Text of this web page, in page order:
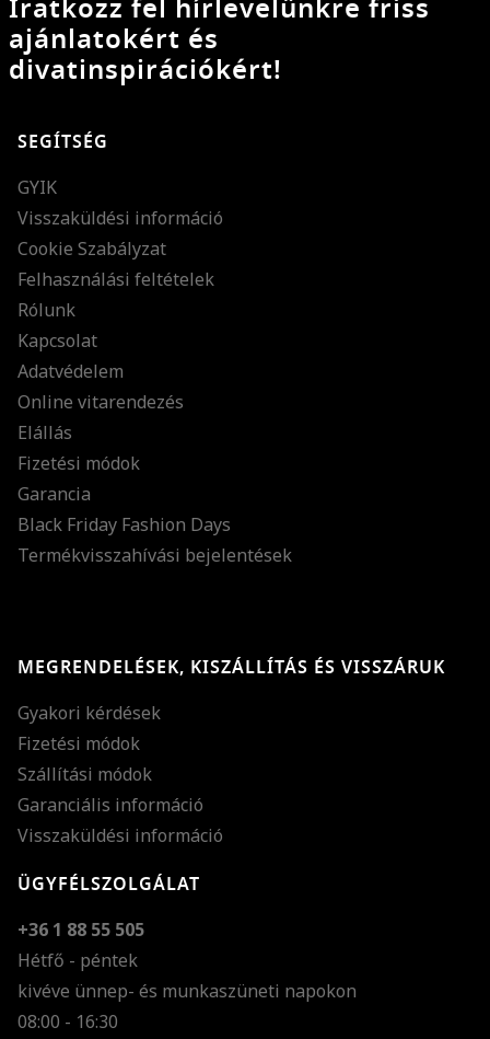
Iratkozz fel hírlevelünkre friss
ajánlatokért és
divatinspirációkért!
SEGÍTSÉG
GYIK
Visszaküldési információ
Cookie Szabályzat
Felhasználási feltételek
Rólunk
Kapcsolat
Adatvédelem
Online vitarendezés
Elállás
Fizetési módok
Garancia
Black Friday Fashion Days
Termékvisszahívási bejelentések
MEGRENDELÉSEK, KISZÁLLÍTÁS ÉS VISSZÁRUK
Gyakori kérdések
Fizetési módok
Szállítási módok
Garanciális információ
Visszaküldési információ
ÜGYFÉLSZOLGÁLAT
+36 1 88 55 505
Hétfő - péntek
kivéve ünnep- és munkaszüneti napokon
08:00 - 16:30